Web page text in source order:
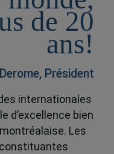
de 20
ans!
Président
internationales
d’excellence bien
Les